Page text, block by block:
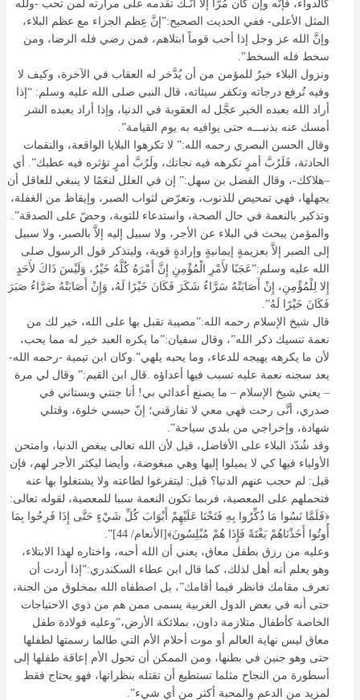
كالدواء، فإنَّه وإن كان مُرًّا إلا أنَّـك تقدمه على مرارته لمن تحب -ولله
المثل الأعلى- ففي الحديث الصحيح:”إنَّ عِظم الجزاء مع عظم البلاء،
وإنَّ الله عز وجل إذا أحب قوماً ابتلاهم، فمن رضي فله الرضا، ومن
سخط فله السخط”.
ونزول البلاء خيرٌ للمؤمن من أن يُدَّخر له العقاب في الآخرة، وكيف لا
وفيه تُرفع درجاته وتكفر سيئاته، قال النبي صلى الله عليه وسلم: “إذا
أراد الله بعبده الخير عجَّل له العقوبة في الدنيا، وإذا أراد بعبده الشر
أمسك عنه بذنبـــه حتى يوافيه به يوم القيامة”.
وقال الحسن البصري رحمه الله:” لا تكرهوا البلايا الواقعة، والنقمات
الحادثة، فَلَرُبَّ أمرٍ تكرهه فيه نجاتك، ولَرُبَّ أمرٍ تؤثره فيه عطبك”. أي
–هلاكك-، وقال الفضل بن سهل:” إن في العلل لنعَمًا لا ينبغي للعاقل أن
يجهلها، فهي تمحيص للذنوب، وتعرّض لثواب الصبر، وإيقاظ من الغفلة،
وتذكير بالنعمة في حال الصحة، واستدعاء للتوبة، وحضّ على الصدقة”.
والمؤمن يبحث في البلاء عن الأجر، ولا سبيل إليه إلاَّ بالصبر، ولا سبيل
إلى الصبر إلاَّ بعزيمةٍ إيمانيةٍ وإرادةٍ قوية، وليتذكر قول الرسول صلى
الله عليه وسلم:”عَجَبًا لأَمْرِ الْمُؤْمِنِ إِنَّ أَمْرَهُ كُلَّهُ خَيْرٌ، وَلَيْسَ ذَاكَ لأَحَدٍ
إِلا لِلْمُؤْمِنِ، إِنْ أَصَابَتْهُ سَرَّاءُ شَكَرَ فَكَانَ خَيْرًا لَهُ، وَإِنْ أَصَابَتْهُ ضَرَّاءُ صَبَرَ
فَكَانَ خَيْرًا لَهُ”.
قال شيخ الإسلام رحمه الله:”مصيبة تقبل بها على الله، خير لك من
نعمة تنسيك ذكر الله”، وقال سفيان:”ما يكره العبد خير له مما يحب،
لأن ما يكرهه يهيجه للدعاء، وما يحبه يلهي”.وكان ابن تيمية -رحمه الله-
يعد سجنه نعمة عليه تسبب فيها أعداؤه .قال ابن القيم:” وقال لي مرة
– يعني شيخ الإسلام – ما يصنع أعدائي بي! أنا جنتي وبستاني في
صدري، أنَّى رحت فهي معي لا تفارقني؛ إنّ حبسي خلوة، وقتلي
شهادة، وإخراجي من بلدي سياحة”.
وقد شُدّد البلاء على الأفاضل، قيل لأن الله تعالى يبغض الدنيا، وامتحن
الأولياء فيها كي لا يميلوا إليها وهي مبغوضة، وأيضا ليكثر الأجر لهم، فإن
قيل: لم حجب عنهم الدنيا؟ قيل: ليتفرغوا لطاعته ولا يشتغلوا بها عنه
فتحملهم على المعصية، فربما تكون النعمة سببا للمعصية، لقوله تعالى:
﴿فَلَمَّا نَسُوا مَا ذُكِّرُوا بِهِ فَتَحْنَا عَلَيْهِمْ أَبْوَابَ كُلِّ شَيْءٍ حَتَّى إِذَا فَرِحُوا بِمَا
أُوتُوا أَخَذْنَاهُمْ بَغْتَةً فَإِذَا هُمْ مُبْلِسُونَ﴾[الأنعام/ 44]”.
وعليه من رزق بطفل معاق، يعني أن الله أحبه، واختاره لهذا الابتلاء،
وهو يعلم أنه أهل لذلك، كما قال ابن عطاء السكندري:”إذا أردت أن
تعرف مقامك فانظر فيما أقامك”، بل اصطفاه الله بمخلوق من الجنة،
حتى أنه في بعض الدول الغربية يسمى ممن هم من ذوي الاحتياجات
الخاصة كأطفال متلازمة داون، بملائكة الأرض،”وعليه فولادة طفل
معاق ليس نهاية العالم أو موت أحلام الأم التي طالما رسمتها لطفلها
حتى وهو جنين في بطنها، ومن الممكن أن تحول الأم إعاقة طفلها إلى
أسطورة من النجاح مثلما تستطيع أن تقتله بنظراتها، فهو يحتاج فقط
لمزيد من الدعم والمحبة أكثر من أي شيء”.